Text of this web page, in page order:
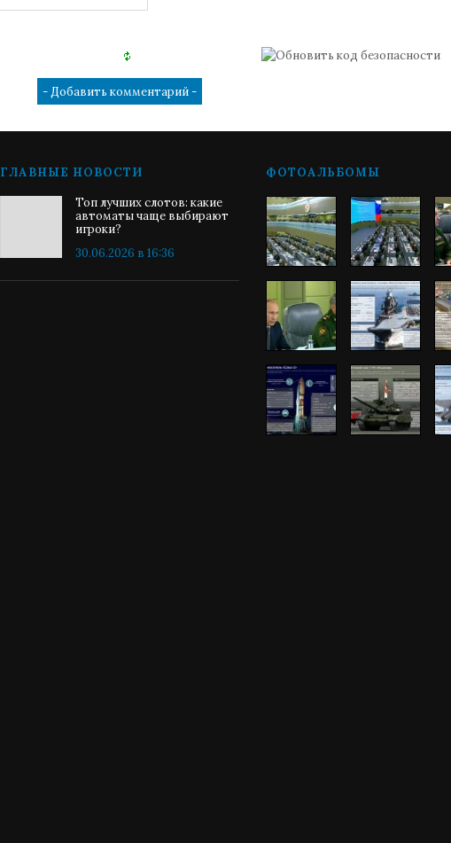
ГЛАВНЫЕ НОВОСТИ
Топ лучших слотов: какие
автоматы чаще выбирают
игроки?
30.06.2026 в 16:36
ФОТОАЛЬБОМЫ